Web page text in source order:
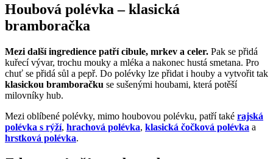
Houbová polévka – klasická
bramboračka
Mezi další ingredience patří cibule, mrkev a celer. Pak se přidá
kuřecí vývar, trochu mouky a mléka a nakonec hustá smetana. Pro
chuť se přidá sůl a pepř. Do polévky lze přidat i houby a vytvořit tak
klasickou bramboračku se sušenými houbami, která potěší
milovníky hub.
Mezi oblíbené polévky, mimo houbovou polévku, patří také rajská
polévka s rýží, hrachová polévka, klasická čočková polévka a
hrstková polévka.